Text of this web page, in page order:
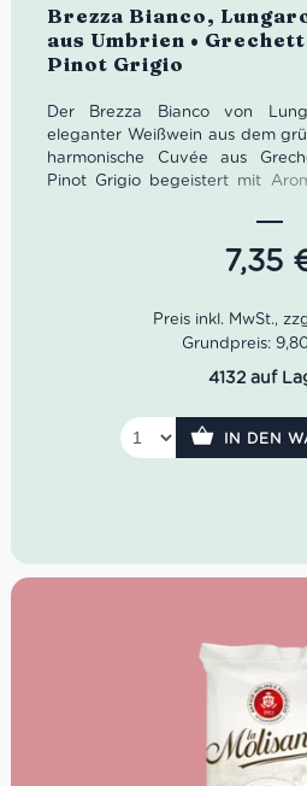
Brezza Bianco,
aus Umbrien •
Pinot Grigio
Der Brezza Bianco von
eleganter Weißwein aus dem
harmonische Cuvée aus
Pinot Grigio begeistert mit
lebhaften, angenehm
unkomplizierter italienischer
perfekt für Aperitivo,
Farbe: Helles Strohgelb
Geschmack: Frisch, fruchtig,
Idealer Versandkarton: 21
7,35
Bewertet
mit5.00von
5
Grundpreis:
4132 auf
IN DEN